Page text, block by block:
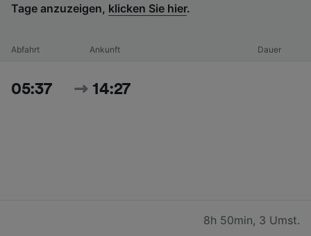
Tage anzuzeigen, klicken Sie hier.
Abfahrt Ankunft Dauer
05:37 14:27
8h 50min, 3 Umst.